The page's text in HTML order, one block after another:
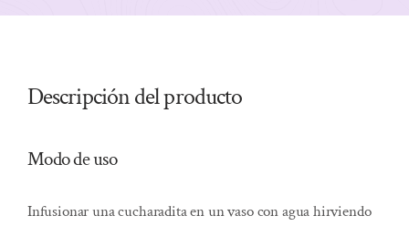
Descripción del producto
Modo de uso
Infusionar una cucharadita en un vaso con agua hirviendo